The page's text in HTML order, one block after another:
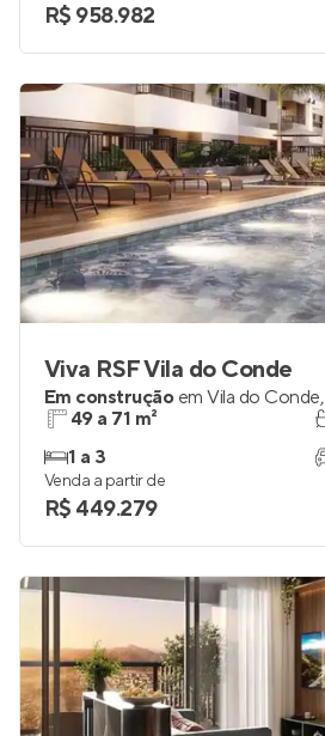
R$ 958.982
Viva RSF Vila do Conde
Em construção em Vila do Conde,
49 a 71 m²
1 a 3
Venda a partir de
R$ 449.279